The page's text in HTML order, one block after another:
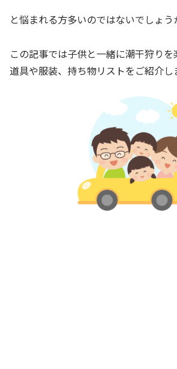
と悩まれる方多いのではないでしょう
この記事では子供と一緒に潮干狩り
道具や服装、持ち物リストをご紹介